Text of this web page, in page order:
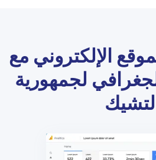
الإلكتروني مع
لجمهورية